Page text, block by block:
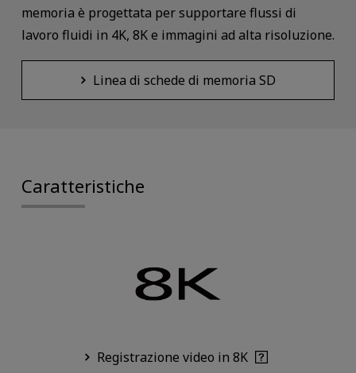
memoria è progettata per supportare flussi di
lavoro fluidi in 4K, 8K e immagini ad alta risoluzione.
Linea di schede di memoria SD
Caratteristiche
Registrazione video in 8K